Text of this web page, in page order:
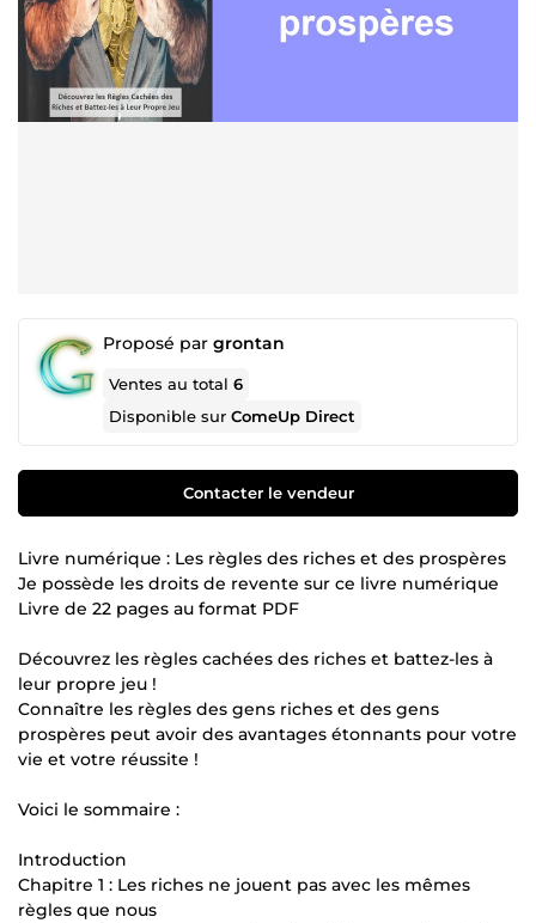
Proposé par grontan
Ventes au total6
Disponible surComeUp Direct
Contacter le vendeur
Livre numérique : Les règles des riches et des prospères
Je possède les droits de revente sur ce livre numérique
Livre de 22 pages au format PDF
Découvrez les règles cachées des riches et battez-les à
leur propre jeu !
Connaître les règles des gens riches et des gens
prospères peut avoir des avantages étonnants pour votre
vie et votre réussite !
Voici le sommaire :
Introduction
Chapitre 1 : Les riches ne jouent pas avec les mêmes
règles que nous